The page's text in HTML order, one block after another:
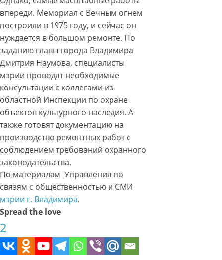
впереди. Мемориал с Вечным огнем
построили в 1975 году, и сейчас он
нуждается в большом ремонте. По
заданию главы города Владимира
Дмитрия Наумова, специалисты
мэрии проводят необходимые
консультации с коллегами из
областной Инспекции по охране
объектов культурного наследия. А
также готовят документацию на
производство ремонтных работ с
соблюдением требований охранного
законодательства.
По материалам Управления по
связям с общественностью и СМИ
мэрии г. Владимира.
Spread the love
2